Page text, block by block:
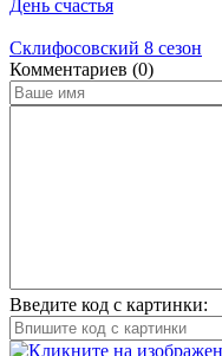
День счастья
Склифосовский 8 сезон
Ком­мен­та­ри­ев (0)
Введите код с картинки: